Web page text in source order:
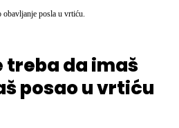
obavljanje posla u vrtiću.
treba da imaš
posao u vrtiću